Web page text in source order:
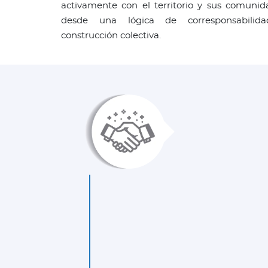
activamente con el territorio y sus
desde una lógica de
construcción colectiva.